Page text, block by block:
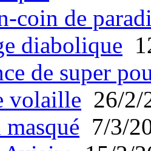
coin de
diabolique
de super
volaille 26/2/
7/3/